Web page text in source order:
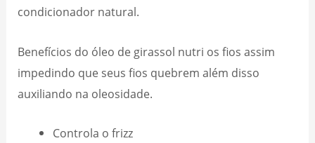
condicionador natural.
Benefícios do óleo de girassol nutri os fios assim
impedindo que seus fios quebrem além disso
auxiliando na oleosidade.
Controla o frizz